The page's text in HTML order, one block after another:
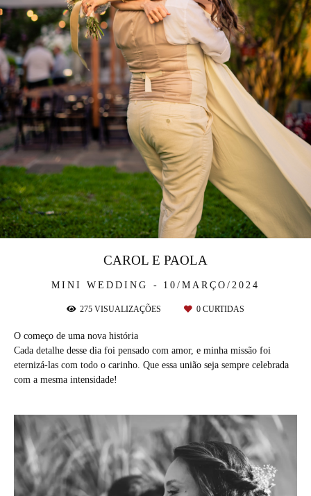
MINI WEDDING 10/MARÇO/2024
CAROL E PAOLA
275 VISUALIZAÇÕES 0 CURTIDAS
O começo de uma nova história
Cada detalhe desse dia foi pensado com amor, e minha missão foi
eternizá-las com todo o carinho. Que essa união seja sempre celebrada
com a mesma intensidade!